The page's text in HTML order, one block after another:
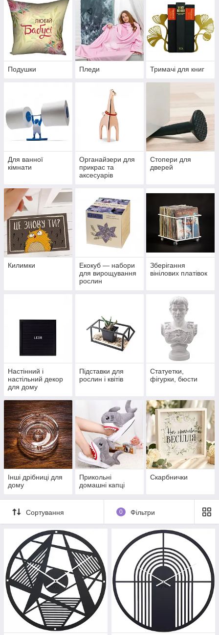
Подушки Пледи Тримачі для книг
Для ванної
кімнати
Органайзери для
прикрас та
аксесуарів
Стопери для
дверей
Килимки
Екокуб — набори
для вирощування
рослин
Зберігання
вінілових платівок
Настінний і
настільний декор
для дому
Підставки для
рослин і квітів
Статуетки,
фігурки, бюсти
Інші дрібниці для
дому
Прикольні
домашні капці
Скарбнички
Сортування 0 Фільтри